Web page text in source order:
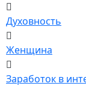
Духовность
Женщина
Заработок в